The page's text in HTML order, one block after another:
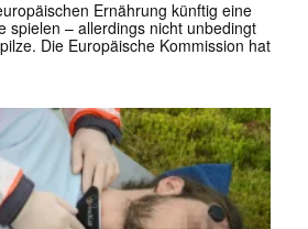
Ernährung künftig eine
spielen – allerdings nicht unbedingt
Die Europäische Kommission hat